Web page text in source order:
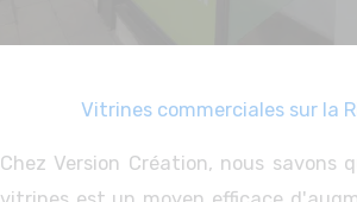
Vitrines commerciales sur la
Chez Version Création, nous savons